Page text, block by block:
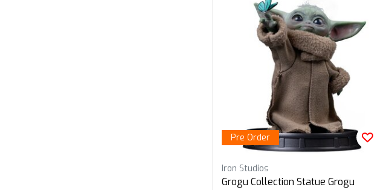
Pre Order
Iron Studios
Grogu Collection Statue Grogu